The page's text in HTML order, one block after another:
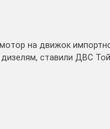
на движок
ставили ДВС